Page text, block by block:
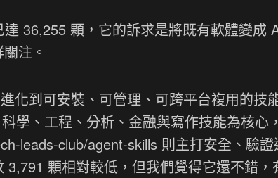
達 36,255 顆，它的訴求是將既有軟體變成
注。
化到可安裝、可管理、可跨平台複用的技
學、工程、分析、金融與寫作技能為核心
leads-club/agent-skills 則主打安全、驗證
顆相對較低，但我們覺得它還不錯，